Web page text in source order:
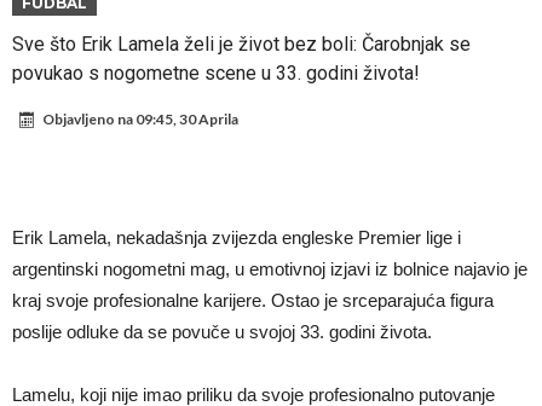
Zverev se odmah “raspao”
Infantino imao ljubavnicu: Isplivale skandalozne informacije, dobila je
novac od UEFA
Mourinho uvodi strogu disciplinu u Real Madrid. Ovo su tri nova
Sve što Erik Lamela želi je život bez boli: Čarobnjak se
povukao s nogometne scene u 33. godini života!
Objavljeno na 09:45, 30 Aprila
Erik Lamela, nekadašnja zvijezda engleske Premier lige i
argentinski nogometni mag, u emotivnoj izjavi iz bolnice najavio je
kraj svoje profesionalne karijere. Ostao je srceparajuća figura
poslije odluke da se povuče u svojoj 33. godini života.
Lamelu, koji nije imao priliku da svoje profesionalno putovanje